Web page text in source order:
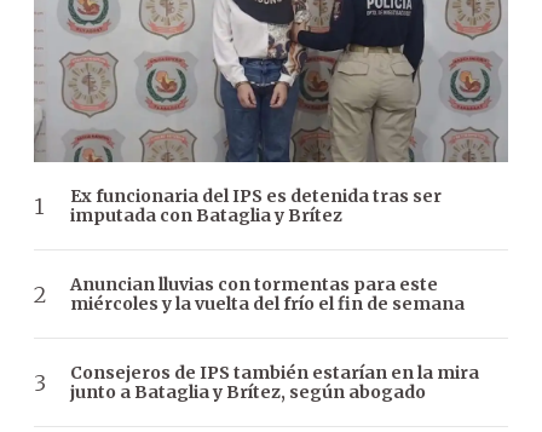
Ex funcionaria del IPS es detenida tras ser
imputada con Bataglia y Brítez
Anuncian lluvias con tormentas para este
miércoles y la vuelta del frío el fin de semana
Consejeros de IPS también estarían en la mira
junto a Bataglia y Brítez, según abogado